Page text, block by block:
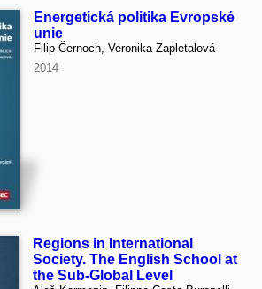
Energetická politika Evropské
unie
Filip Černoch, Veronika Zapletalová
2014
Regions in International
Society. The English School at
the Sub-Global Level